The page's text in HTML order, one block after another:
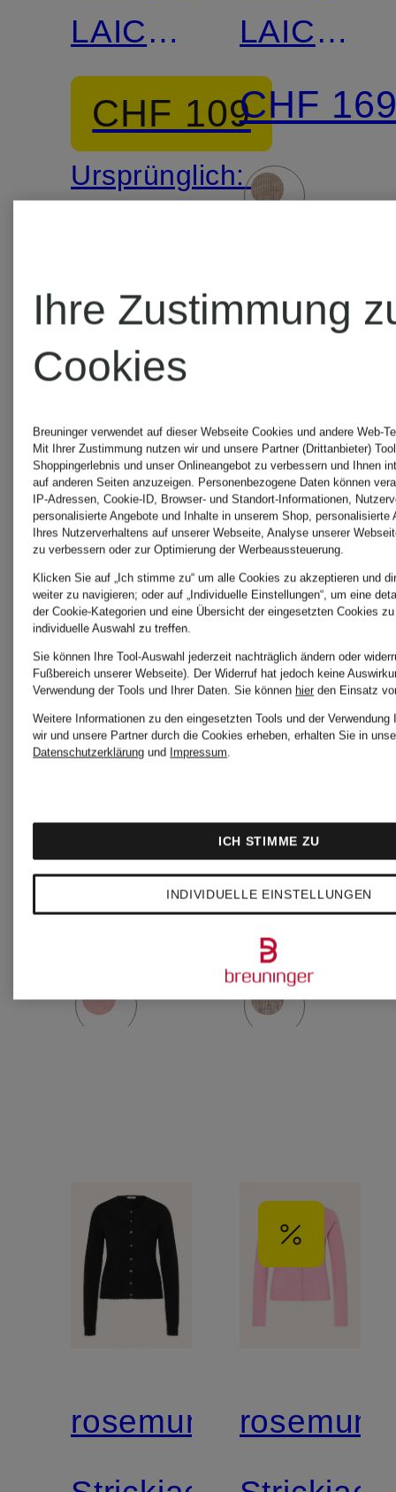
LAICA
mit
Cashmere
CHF 109
Ursprünglich:
LAICA
mit
CHF
rosemunde
RMWSOFIA
CHF 149 CHF
rosemunde
Ihre Zustimmung
Cookies
Breuninger verwendet auf dieser Webseite Cookies und andere Web-
Mit Ihrer Zustimmung nutzen wir und unsere Partner (Drittanbieter)
Shoppingerlebnis und unser Onlineangebot zu verbessern und Ihnen
auf anderen Seiten anzuzeigen. Personenbezogene Daten können
IP-Adressen, Cookie-ID, Browser- und Standort-Informationen,
personalisierte Angebote und Inhalte in unserem Shop, personalisierte
Ihres Nutzerverhaltens auf unserer Webseite, Analyse unserer
zu verbessern oder zur Optimierung der Werbeaussteuerung.
Klicken Sie auf „Ich stimme zu“ um alle Cookies zu akzeptieren und
weiter zu navigieren; oder auf „Individuelle Einstellungen“, um eine
der Cookie-Kategorien und eine Übersicht der eingesetzten Cookies
individuelle Auswahl zu treffen.
Sie können Ihre Tool-Auswahl jederzeit nachträglich ändern oder
Fußbereich unserer Webseite). Der Widerruf hat jedoch keine
Verwendung der Tools und Ihrer Daten. Sie können hier den Einsatz
Weitere Informationen zu den eingesetzten Tools und der Verwendung
wir und unsere Partner durch die Cookies erheben, erhalten Sie in
Datenschutzerklärung und Impressum.
INDIVIDUELLE EINSTELLUNGEN
ICH STIMME ZU